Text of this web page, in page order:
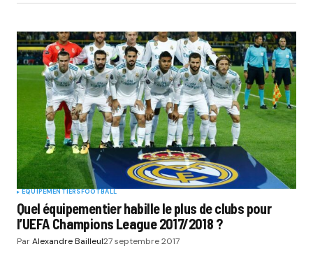
EQUIPEMENTIERS FOOTBALL
Quel équipementier habille le plus de clubs pour
l’UEFA Champions League 2017/2018 ?
ParAlexandre Bailleul27 septembre 2017